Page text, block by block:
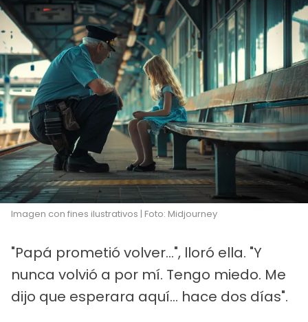
Imagen con fines ilustrativos | Foto: Midjourney
"Papá prometió volver...", lloró ella. "Y
nunca volvió a por mí. Tengo miedo. Me
dijo que esperara aquí... hace dos días".